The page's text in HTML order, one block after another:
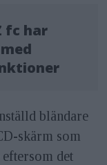
fc har
bländare
skärm som
det